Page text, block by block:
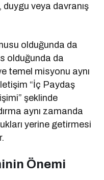
veya davranış
olduğunda da
olduğunda da
temel misyonu aynı
“İç Paydaş
şeklinde
aynı zamanda
yerine getirmesi
Önemi